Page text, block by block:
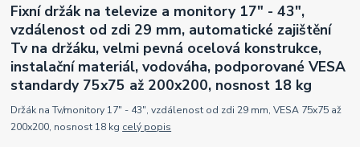
Fixní držák na televize a monitory 17" - 43",
vzdálenost od zdi 29 mm, automatické zajištění
Tv na držáku, velmi pevná ocelová konstrukce,
instalační materiál, vodováha, podporované VESA
standardy 75x75 až 200x200, nosnost 18 kg
Držák na Tv/monitory 17" - 43", vzdálenost od zdi 29 mm, VESA 75x75 až
200x200, nosnost 18 kg celý popis